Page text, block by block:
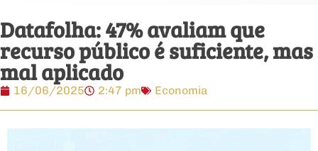
Datafolha: 47% avaliam que
recurso público é suficiente, mas
mal aplicado
16/06/2025 2:47 pm Economia